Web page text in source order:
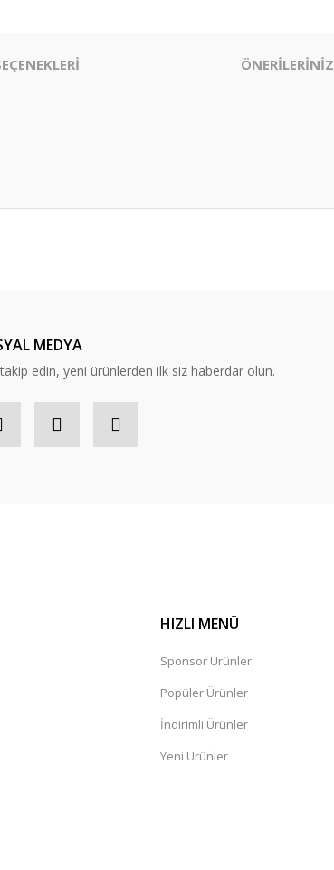
ÖNERİLERİNİZ
MEDYA
edin, yeni ürünlerden ilk siz haberdar olun.
HIZLI MENÜ
Sponsor Ürünler
Popüler Ürünler
İndirimli Ürünler
Yeni Ürünler